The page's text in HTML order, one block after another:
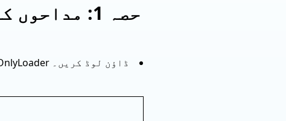
حصہ 1: مداحوں کے ساتھ ویڈیوز ڈاؤن لوڈ کریں۔ OnlyLoader